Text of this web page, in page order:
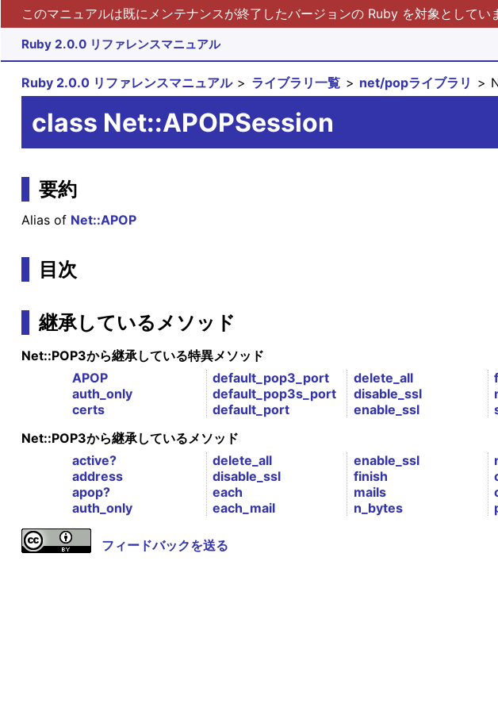
このマニュアルは既にメンテナンスが終了したバージョンの Ruby を対象としてい
Ruby 2.0.0 リファレンスマニュアル
Ruby 2.0.0 リファレンスマニュアル ライブラリ一覧 net/popライブラリ
class Net::APOPSession
要約
Alias of Net::APOP
目次
継承しているメソッド
Net::POP3から継承している特異メソッド
APOP
auth_only
certs
default_pop3_port
default_pop3s_port
default_port
delete_all
disable_ssl
enable_ssl
Net::POP3から継承しているメソッド
active?
address
apop?
auth_only
delete_all
disable_ssl
each
each_mail
enable_ssl
finish
mails
n_bytes
フィードバックを送る